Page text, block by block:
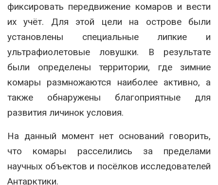
фиксировать передвижение комаров и вести
их учёт. Для этой цели на острове были
установлены специальные липкие и
ультрафиолетовые ловушки. В результате
были определены территории, где зимние
комары размножаются наиболее активно, а
также обнаружены благоприятные для
развития личинок условия.
На данный момент нет оснований говорить,
что комары расселились за пределами
научных объектов и посёлков исследователей
Антарктики.